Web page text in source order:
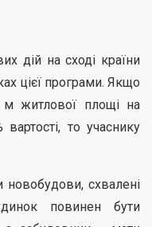
дій на сході країни
цієї програми. Якщо
м житлової площі на
то учаснику
новобудови, схвалені
повинен бути